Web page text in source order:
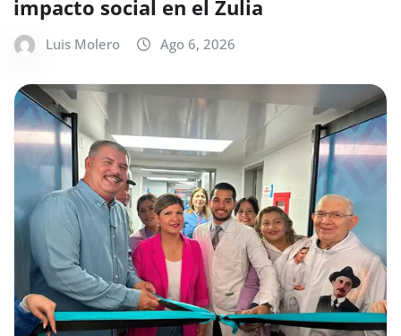
impacto social en el Zulia
Luis Molero Ago 6, 2026